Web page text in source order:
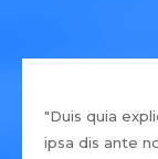
"Duis quia
ipsa dis ante